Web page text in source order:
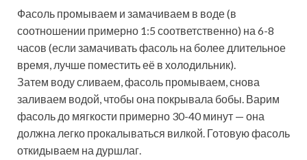
Фасоль промываем и замачиваем в воде (в
соотношении примерно 1:5 соответственно) на 6-8
часов (если замачивать фасоль на более длительное
время, лучше поместить её в холодильник).
Затем воду сливаем, фасоль промываем, снова
заливаем водой, чтобы она покрывала бобы. Варим
фасоль до мягкости примерно 30-40 минут — она
должна легко прокалываться вилкой. Готовую фасоль
откидываем на дуршлаг.